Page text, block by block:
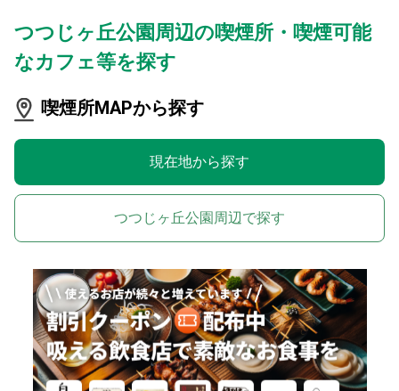
つつじヶ丘公園周辺の喫煙所・喫煙可能
なカフェ等を探す
喫煙所MAPから探す
現在地から探す
つつじヶ丘公園周辺で探す